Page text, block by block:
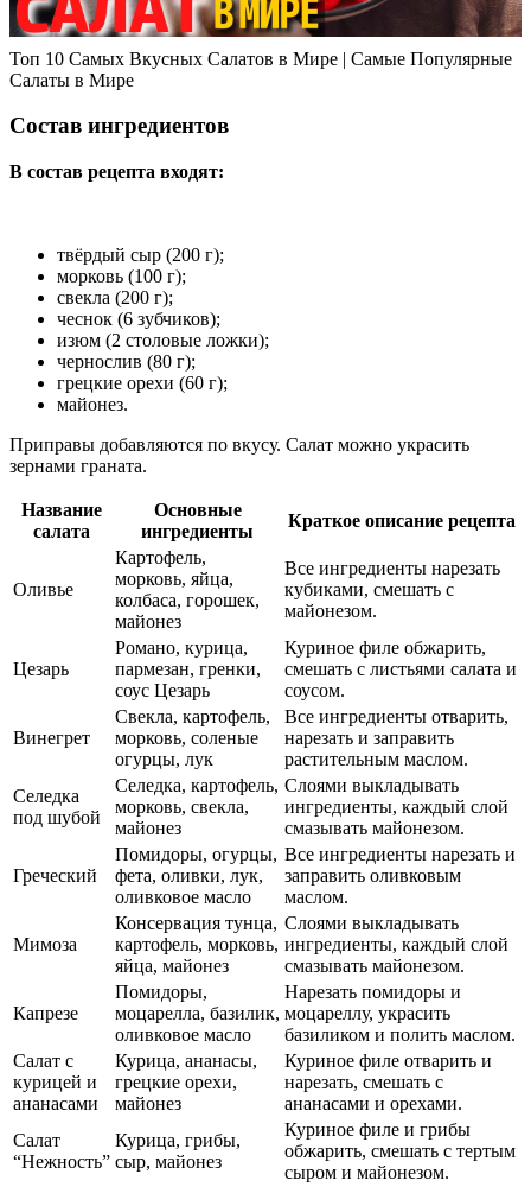
Топ 10 Самых Вкусных Салатов в Мире | Самые Популярные
Салаты в Мире
Состав ингредиентов
В состав рецепта входят:
твёрдый сыр (200 г);
морковь (100 г);
свекла (200 г);
чеснок (6 зубчиков);
изюм (2 столовые ложки);
чернослив (80 г);
грецкие орехи (60 г);
майонез.
Приправы добавляются по вкусу. Салат можно украсить
зернами граната.
Название
салата
Основные
ингредиенты
Краткое описание рецепта
Оливье
Картофель,
морковь, яйца,
колбаса, горошек,
майонез
Все ингредиенты нарезать
кубиками, смешать с
майонезом.
Цезарь
Романо, курица,
пармезан, гренки,
соус Цезарь
Куриное филе обжарить,
смешать с листьями салата и
соусом.
Винегрет
Свекла, картофель,
морковь, соленые
огурцы, лук
Все ингредиенты отварить,
нарезать и заправить
растительным маслом.
Селедка
под шубой
Селедка, картофель,
морковь, свекла,
майонез
Слоями выкладывать
ингредиенты, каждый слой
смазывать майонезом.
Греческий
Помидоры, огурцы,
фета, оливки, лук,
оливковое масло
Все ингредиенты нарезать и
заправить оливковым
маслом.
Мимоза
Консервация тунца,
картофель, морковь,
яйца, майонез
Слоями выкладывать
ингредиенты, каждый слой
смазывать майонезом.
Капрезе
Помидоры,
моцарелла, базилик,
оливковое масло
Нарезать помидоры и
моцареллу, украсить
базиликом и полить маслом.
Салат с
курицей и
ананасами
Курица, ананасы,
грецкие орехи,
майонез
Куриное филе отварить и
нарезать, смешать с
ананасами и орехами.
Салат
“Нежность”
Курица, грибы,
сыр, майонез
Куриное филе и грибы
обжарить, смешать с тертым
сыром и майонезом.